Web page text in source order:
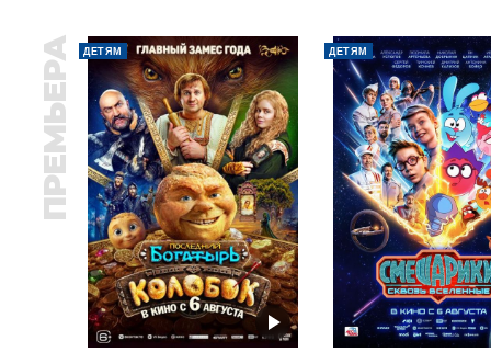
ПРЕМЬЕРА ДЕТЯМ ДЕТЯМ